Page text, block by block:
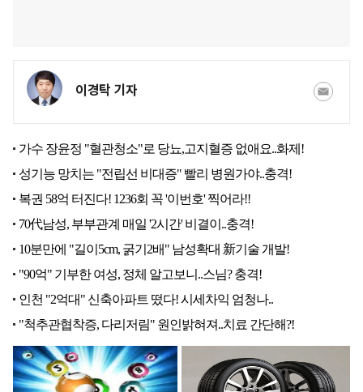
이경탁 기자